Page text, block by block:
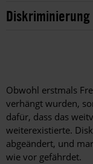
Diskriminierung
Obwohl erstmals
verhängt wurden,
dafür, dass das
weiterexistierte.
abgeändert, und
wie vor gefährdet.